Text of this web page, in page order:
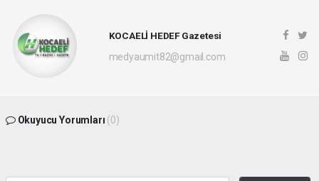
KOCAELİ HEDEF Gazetesi
medyaumit82@gmail.com
Okuyucu Yorumları (0)